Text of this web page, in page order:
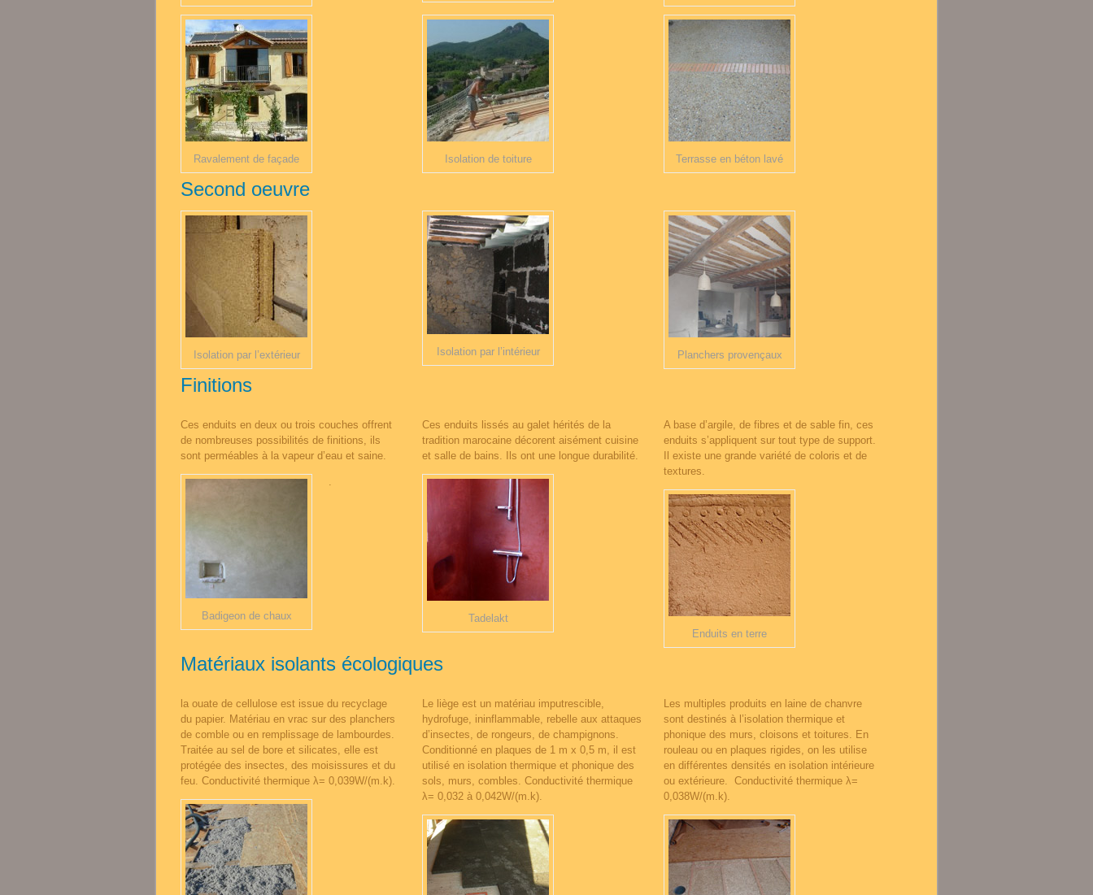
Ravalement de façade Isolation de toiture Terrasse en béton lavé
Second oeuvre
Isolation par l’extérieur Isolation par l’intérieur Planchers provençaux
Finitions
Ces enduits en deux ou trois couches offrent
de nombreuses possibilités de finitions, ils
sont perméables à la vapeur d’eau et saine.
Badigeon de chaux
.
Ces enduits lissés au galet hérités de la
tradition marocaine décorent aisément cuisine
et salle de bains. Ils ont une longue durabilité.
Tadelakt
A base d’argile, de fibres et de sable fin, ces
enduits s’appliquent sur tout type de support.
Il existe une grande variété de coloris et de
textures.
Enduits en terre
Matériaux isolants écologiques
la ouate de cellulose est issue du recyclage
du papier. Matériau en vrac sur des planchers
de comble ou en remplissage de lambourdes.
Traitée au sel de bore et silicates, elle est
protégée des insectes, des moisissures et du
feu. Conductivité thermique λ= 0,039W/(m.k).
Le liège est un matériau imputrescible,
hydrofuge, ininflammable, rebelle aux attaques
d’insectes, de rongeurs, de champignons.
Conditionné en plaques de 1 m x 0,5 m, il est
utilisé en isolation thermique et phonique des
sols, murs, combles. Conductivité thermique
λ= 0,032 à 0,042W/(m.k).
Les multiples produits en laine de chanvre
sont destinés à l’isolation thermique et
phonique des murs, cloisons et toitures. En
rouleau ou en plaques rigides, on les utilise
en différentes densités en isolation intérieure
ou extérieure. Conductivité thermique λ=
0,038W/(m.k).